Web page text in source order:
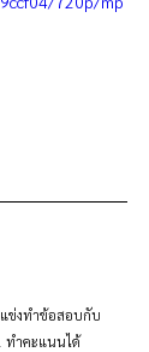
ข่งทำข้อสอบกับ
ทำคะแนนได้